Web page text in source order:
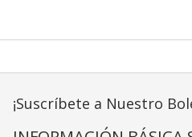
¡Suscríbete a Nuestro